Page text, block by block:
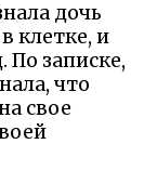
дочь
клетке, и
По записке,
что
свое